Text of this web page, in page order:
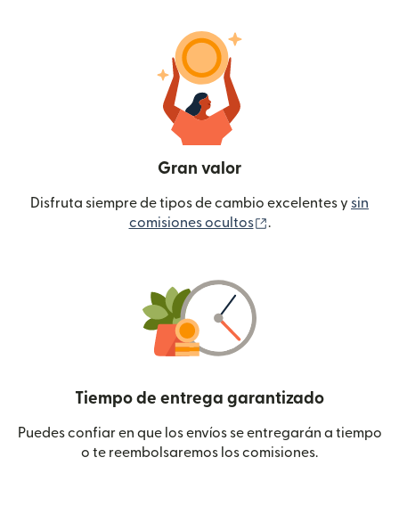
Gran valor
Disfruta siempre de tipos de cambio excelentes y sin
comisiones ocultos
.
Tiempo de entrega garantizado
Puedes confiar en que los envíos se entregarán a tiempo
o te reembolsaremos los comisiones.